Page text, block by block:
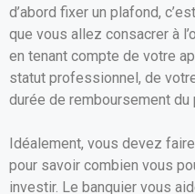
d’abord fixer un plafond,
que vous allez consacrer à
en tenant compte de votre
statut professionnel, de
durée de remboursement du
Idéalement, vous devez
pour savoir combien vous
investir. Le banquier vous